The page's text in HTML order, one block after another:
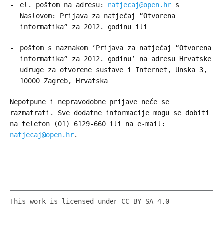
el. poštom na adresu: natjecaj@open.hr s
Naslovom: Prijava za natječaj “Otvorena
informatika” za 2012. godinu ili
poštom s naznakom ‘Prijava za natječaj “Otvorena
informatika” za 2012. godinu’ na adresu Hrvatske
udruge za otvorene sustave i Internet, Unska 3,
10000 Zagreb, Hrvatska
Nepotpune i nepravodobne prijave neće se
razmatrati. Sve dodatne informacije mogu se dobiti
na telefon (01) 6129-660 ili na e-mail:
natjecaj@open.hr.
This work is licensed under CC BY-SA 4.0